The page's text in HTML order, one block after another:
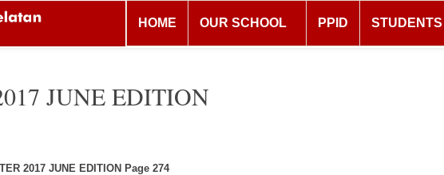
HOME OUR SCHOOL PPID STUDENTS
JUNE EDITION
2017 JUNE EDITION Page 274